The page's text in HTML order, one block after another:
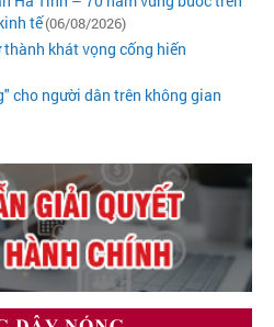
tế(06/08/2026)
khát vọng cống hiến
cho người dân trên không gian